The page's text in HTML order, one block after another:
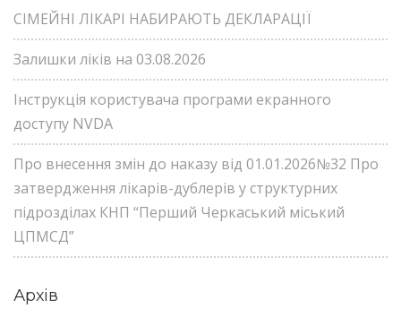
СІМЕЙНІ ЛІКАРІ НАБИРАЮТЬ ДЕКЛАРАЦІЇ
Залишки ліків на 03.08.2026
Інструкція користувача програми екранного
доступу NVDA
Про внесення змін до наказу від 01.01.2026№32 Про
затвердження лікарів-дублерів у структурних
підрозділах КНП “Перший Черкаський міський
ЦПМСД”
Архів